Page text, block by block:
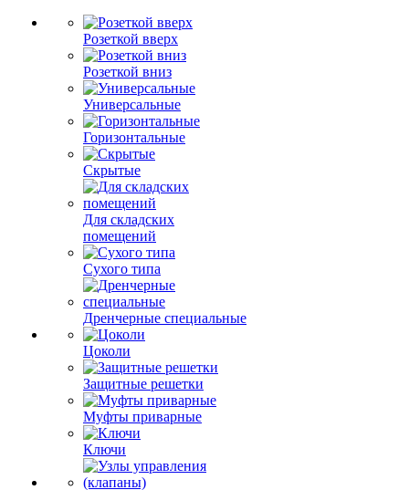
Розеткой вверх
Розеткой вниз
Универсальные
Горизонтальные
Скрытые
Для складских
помещений
Сухого типа
Дренчерные специальные
Цоколи
Защитные решетки
Муфты приварные
Ключи